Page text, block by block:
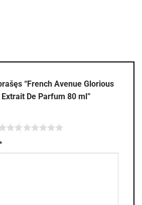
“French Avenue Glorious
De Parfum 80 ml”